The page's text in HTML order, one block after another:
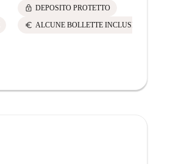
lock DEPOSITO PROTETTO
euro ALCUNE BOLLETTE INCLUSE